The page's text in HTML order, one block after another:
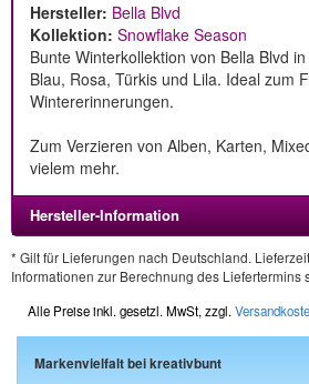
Hersteller: Bella Blvd
Kollektion: Snowflake Season
Bunte Winterkollektion von Bella Blvd
Blau, Rosa, Türkis und Lila. Ideal zum
Wintererinnerungen.
Zum Verzieren von Alben, Karten,
vielem mehr.
Hersteller-Information
* Gilt für Lieferungen nach Deutschland.
Informationen zur Berechnung des Liefertermins
Alle Preise inkl. gesetzl. MwSt, zzgl.
Markenvielfalt bei kreativbunt